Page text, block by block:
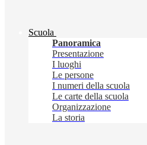
Scuola
Panoramica
Presentazione
I luoghi
Le persone
I numeri della scuola
Le carte della scuola
Organizzazione
La storia